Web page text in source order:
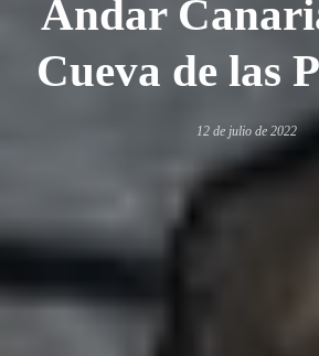
Andar
Cueva de las
12 de julio de 2022